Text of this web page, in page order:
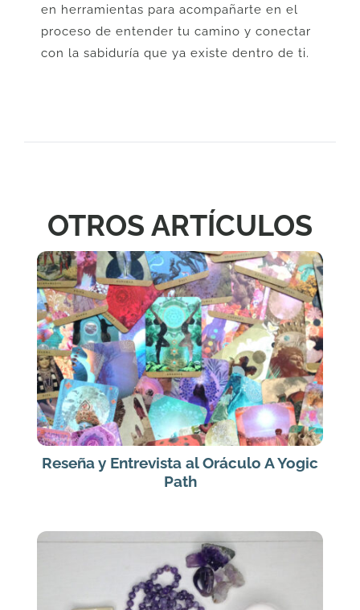
en herramientas para acompañarte en el
proceso de entender tu camino y conectar
con la sabiduría que ya existe dentro de ti.
OTROS ARTÍCULOS
Reseña y Entrevista al Oráculo A Yogic
Path